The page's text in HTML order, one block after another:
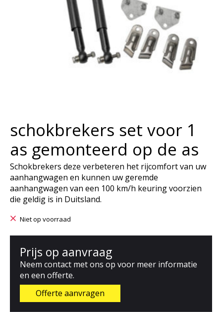
schokbrekers set voor 1
as gemonteerd op de as
Schokbrekers deze verbeteren het rijcomfort van uw
aanhangwagen en kunnen uw geremde
aanhangwagen van een 100 km/h keuring voorzien
die geldig is in Duitsland.
Niet op voorraad
Prijs op aanvraag
Neem contact met ons op voor meer informatie
en een offerte.
Offerte aanvragen